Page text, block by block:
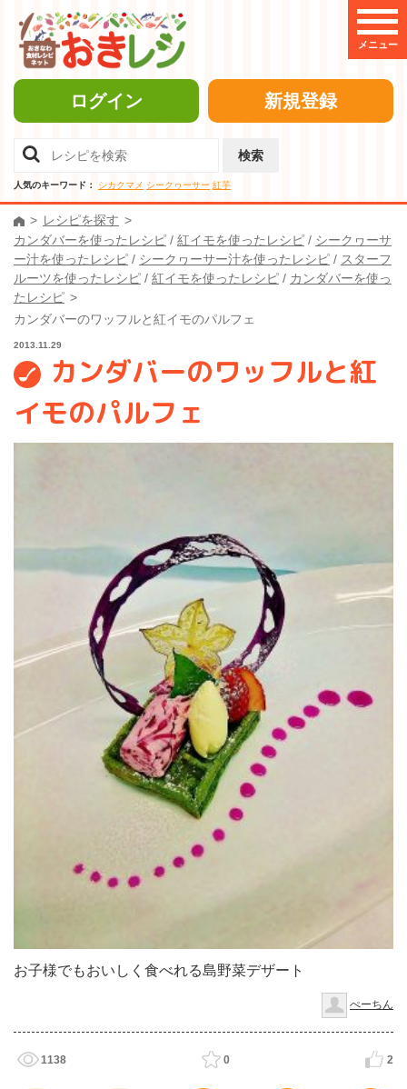
メニュー
ログイン 新規登録
検索
人気のキーワード： シカクマメ シークヮーサー 紅芋
レシピを探す
カンダバーを使ったレシピ / 紅イモを使ったレシピ / シークヮーサ
ー汁を使ったレシピ / シークヮーサー汁を使ったレシピ / スターフ
ルーツを使ったレシピ / 紅イモを使ったレシピ / カンダバーを使っ
たレシピ
カンダバーのワッフルと紅イモのパルフェ
2013.11.29
カンダバーのワッフルと紅
イモのパルフェ
お子様でもおいしく食べれる島野菜デザート
ぺーちん
1138 0 2